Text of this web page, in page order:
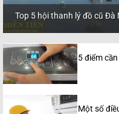
Top 5 hội thanh lý đồ cũ
5 điểm
Một số